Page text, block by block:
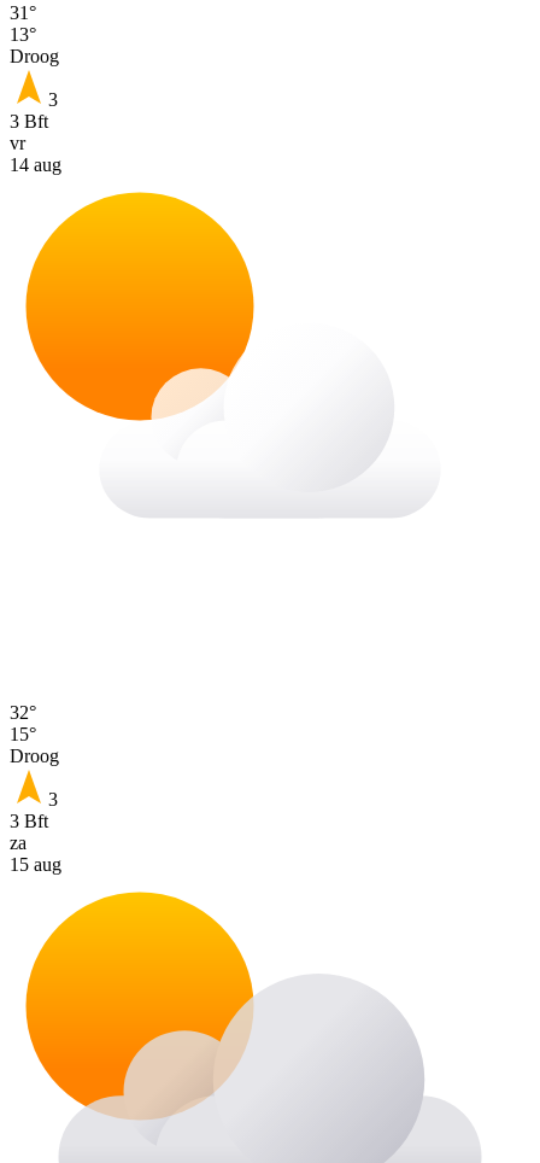
31°
13°
Droog
3
3 Bft
vr
14 aug
32°
15°
Droog
3
3 Bft
za
15 aug